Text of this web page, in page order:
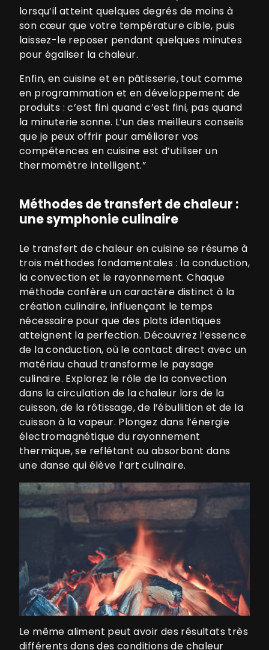
lorsqu’il atteint quelques degrés de moins à
son cœur que votre température cible, puis
laissez-le reposer pendant quelques minutes
pour égaliser la chaleur.
Enfin, en cuisine et en pâtisserie, tout comme
en programmation et en développement de
produits : c’est fini quand c’est fini, pas quand
la minuterie sonne. L’un des meilleurs conseils
que je peux offrir pour améliorer vos
compétences en cuisine est d’utiliser un
thermomètre intelligent.”
Méthodes de transfert de chaleur :
une symphonie culinaire
Le transfert de chaleur en cuisine se résume à
trois méthodes fondamentales : la conduction,
la convection et le rayonnement. Chaque
méthode confère un caractère distinct à la
création culinaire, influençant le temps
nécessaire pour que des plats identiques
atteignent la perfection. Découvrez l’essence
de la conduction, où le contact direct avec un
matériau chaud transforme le paysage
culinaire. Explorez le rôle de la convection
dans la circulation de la chaleur lors de la
cuisson, de la rôtissage, de l’ébullition et de la
cuisson à la vapeur. Plongez dans l’énergie
électromagnétique du rayonnement
thermique, se reflétant ou absorbant dans
une danse qui élève l’art culinaire.
Le même aliment peut avoir des résultats très
différents dans des conditions de chaleur